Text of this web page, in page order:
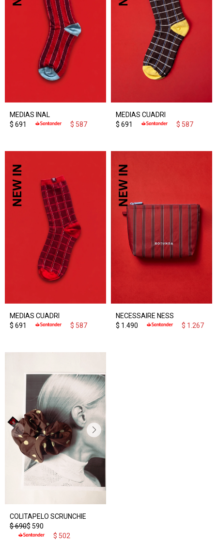
MEDIAS INAL
$ 691 $ 587
MEDIAS CUADRI
$ 691 $ 587
MEDIAS CUADRI
$ 691 $ 587
NECESSAIRE NESS
$ 1.490 $ 1.267
COLITAPELO SCRUNCHIE
$ 590
$690
$ 502